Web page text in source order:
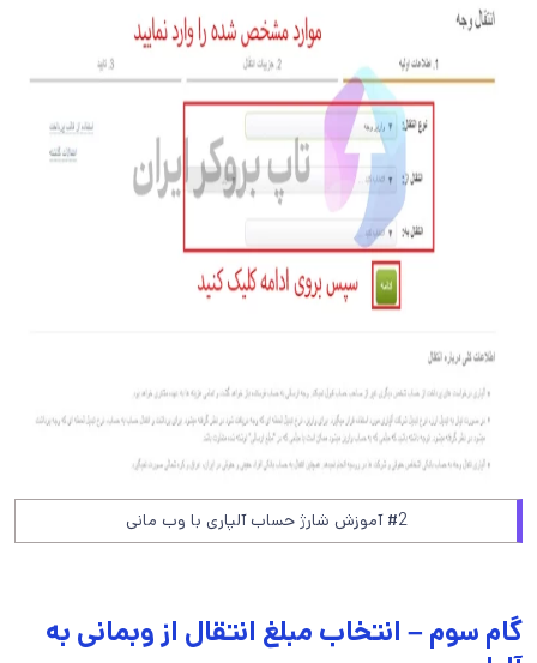
#2 آموزش شارژ حساب آلپاری با وب مانی
گام سوم – انتخاب مبلغ انتقال از وبمانی به